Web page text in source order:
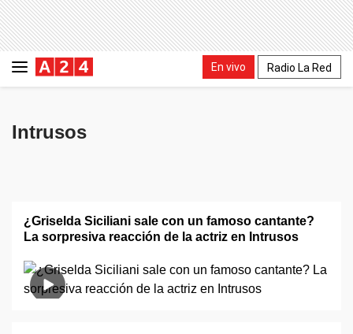
En vivo Radio La Red
Intrusos
¿Griselda Siciliani sale con un famoso cantante?
La sorpresiva reacción de la actriz en Intrusos